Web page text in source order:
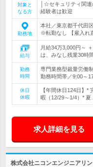
対象と
なる方
│☆セキュリティ関
経験者は歓迎
勤務地
本社／東京都千代田
※転勤なし 【雇入れ
給与
月給34万3,000円～
は、みなし残業30時
勤務
時間
専門業務型裁量労働
勤務時間帯／9:00～
休日
休暇
【年間休日124日】*
暇（12/29～1/4）* 夏…
求人詳細を見る
株式会社ニコンエンジニアリ